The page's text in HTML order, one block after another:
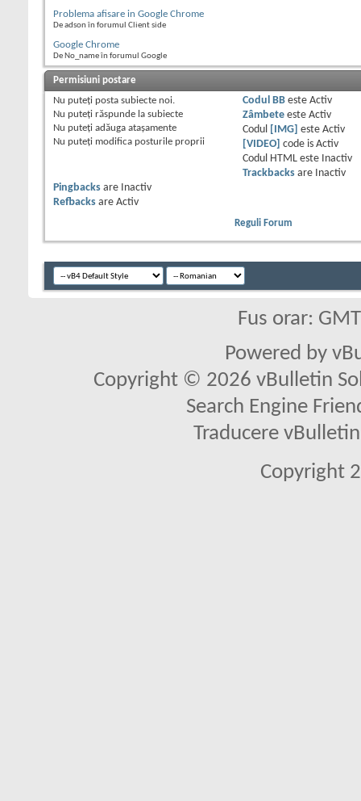
Problema afisare in Google Chrome
De adson în forumul Client side
Google Chrome
De No_name în forumul Google
Permisiuni postare
Nu puteţi posta subiecte noi.
Nu puteţi răspunde la subiecte
Nu puteţi adăuga ataşamente
Nu puteţi modifica posturile proprii
Codul BBeste Activ
Zâmbeteeste Activ
Codul
[IMG] este Activ
[VIDEO] code is Activ
Codul HTML este
Inactiv
Trackbacksare
Inactiv
Pingbacks are
Inactiv
Refbacks are Activ
Reguli Forum
Fus orar:
Powered by
Copyright © 2026 vBulletin
Search Engine
Traducere
Copyright